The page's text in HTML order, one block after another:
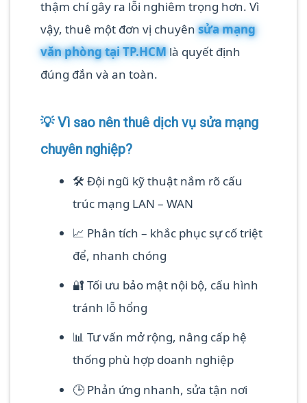
thậm chí gây ra lỗi nghiêm trọng hơn. Vì
vậy, thuê một đơn vị chuyênsửa mạng
văn phòng tại TP.HCMlà quyết định
đúng đắn và an toàn.
💡 Vì sao nên thuê dịch vụ sửa mạng
chuyên nghiệp?
🛠️ Đội ngũ kỹ thuật nắm rõ cấu
trúc mạng LAN – WAN
📈 Phân tích – khắc phục sự cố triệt
để, nhanh chóng
🔐 Tối ưu bảo mật nội bộ, cấu hình
tránh lỗ hổng
📊 Tư vấn mở rộng, nâng cấp hệ
thống phù hợp doanh nghiệp
🕒 Phản ứng nhanh, sửa tận nơi